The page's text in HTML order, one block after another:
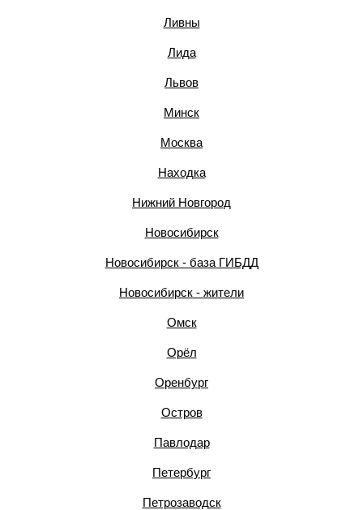
Ливны
Лида
Львов
Минск
Москва
Находка
Нижний Новгород
Новосибирск
Новосибирск - база ГИБДД
Новосибирск - жители
Омск
Орёл
Оренбург
Остров
Павлодар
Петербург
Петрозаводск